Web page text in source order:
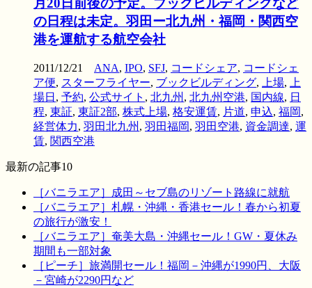
の日程は未定。羽田ー北九州・福岡・関西空
港を運航する航空会社
2011/12/21 ANA, IPO, SFJ, コードシェア, コードシェ
ア便, スターフライヤー, ブックビルディング, 上場,
上
場日 , 予約, 公式サイト , 北九州 , 北九州空港, 国内線, 日
程, 東証, 東証2部, 株式上場, 格安運賃, 片道, 申込, 福岡,
経営体力, 羽田北九州 , 羽田福岡, 羽田空港, 資金調達, 運
賃, 関西空港
最新の記事10
［バニラエア］成田～セブ島のリゾート路線に就航
［バニラエア］札幌・沖縄・香港セール！春から初夏
の旅行が激安！
［バニラエア］奄美大島・沖縄セール！GW・夏休み
期間も一部対象
［ピーチ］旅満開セール！福岡－沖縄が1990円、大阪
－宮崎が2290円など